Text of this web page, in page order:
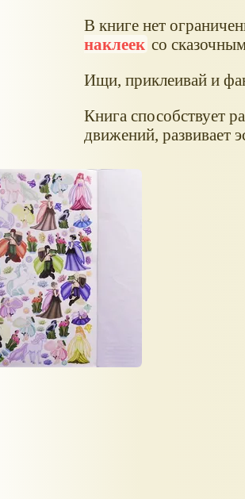
В книге нет
наклеек со
Ищи, приклеивай и
Книга способствует
движений, развивает